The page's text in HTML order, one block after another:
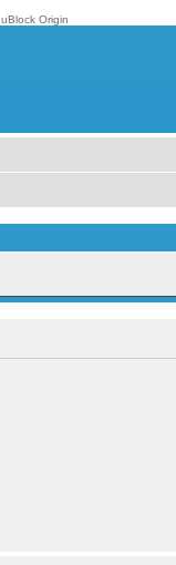
uBlock Origin